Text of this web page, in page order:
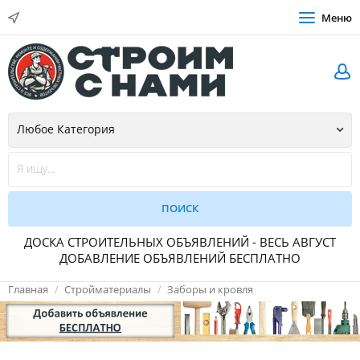
Меню
ДОСКА СТРОИТЕЛЬНЫХ ОБЪЯВЛЕНИЙ - ВЕСЬ АВГУСТ
ДОБАВЛЕНИЕ ОБЪЯВЛЕНИЙ БЕСПЛАТНО
Главная Стройматериалы Заборы и кровля